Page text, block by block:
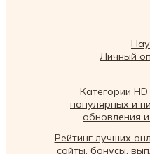
Личный
Категории
популярных и
обновления
Рейтинг лучших
сайты, бонусы,